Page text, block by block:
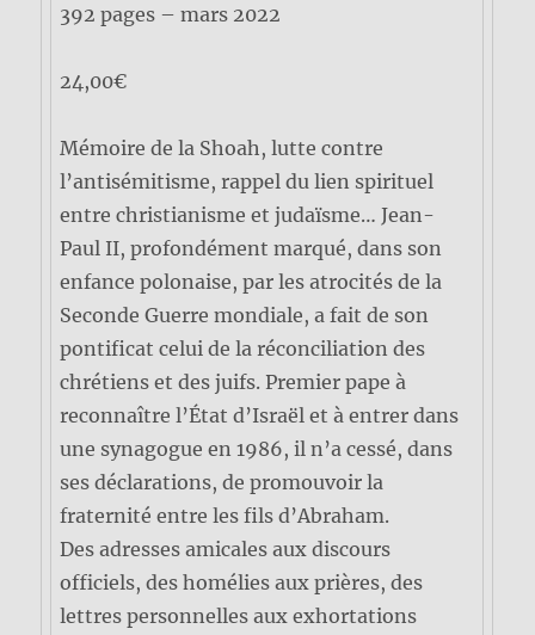
392 pages – mars 2022
24,00€
Mémoire de la Shoah, lutte contre
l’antisémitisme, rappel du lien spirituel
entre christianisme et judaïsme… Jean-
Paul II, profondément marqué, dans son
enfance polonaise, par les atrocités de la
Seconde Guerre mondiale, a fait de son
pontificat celui de la réconciliation des
chrétiens et des juifs. Premier pape à
reconnaître l’État d’Israël et à entrer dans
une synagogue en 1986, il n’a cessé, dans
ses déclarations, de promouvoir la
fraternité entre les fils d’Abraham.
Des adresses amicales aux discours
officiels, des homélies aux prières, des
lettres personnelles aux exhortations